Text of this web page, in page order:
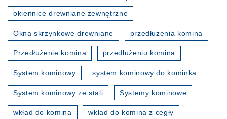
okiennice drewniane zewnętrzne
Okna skrzynkowe drewniane przedłużenia komina
Przedłużenie komina przedłużeniu komina
System kominowy system kominowy do kominka
System kominowy ze stali Systemy kominowe
wkład do komina wkład do komina z cegły